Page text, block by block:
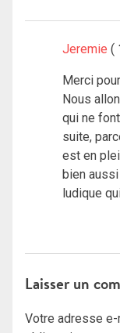
Jeremie
Merci
Nous
qui ne
suite,
est en
bien
ludique
Laisser un
Votre adresse